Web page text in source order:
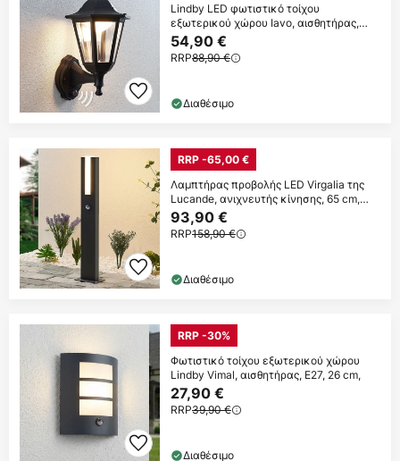
Lindby LED φωτιστικό τοίχου
εξωτερικού χώρου Iavo, αισθητήρας,
μαύρο, φανάρι
54,90 €
RRP88,90 €
Διαθέσιμο
RRP -65,00 €
Λαμπτήρας προβολής LED Virgalia της
Lucande, ανιχνευτής κίνησης, 65 cm,
IP54
93,90 €
RRP158,90 €
Διαθέσιμο
RRP -30%
Φωτιστικό τοίχου εξωτερικού χώρου
Lindby Vimal, αισθητήρας, E27, 26 cm,
27,90 €
RRP39,90 €
Διαθέσιμο